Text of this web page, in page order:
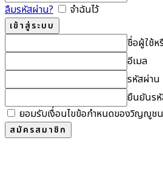
ลืมรหัสผ่าน?
จำฉันไว้
ชื่อผู้ใช้ห
อีเมล
รหัสผ่าน
ยืนยันร
ยอมรับเงื่อนไขข้อกำหนดของวิญญูชน